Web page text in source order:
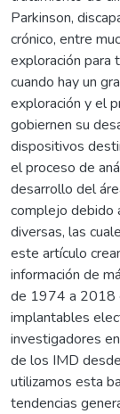
Parkinson,
crónico, entre
exploración para
cuando hay un
exploración y el
gobiernen su
dispositivos
el proceso de
desarrollo del
complejo debido
diversas, las
este artículo
información de
de 1974 a 2018
implantables
investigadores
de los IMD
utilizamos esta
tendencias